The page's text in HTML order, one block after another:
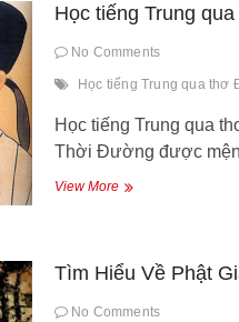
Học tiếng Trung
No Comments
Học tiếng Trung qua thơ
Học tiếng Trung qua
Thời Đường được
View MoreHọc
thơ
Tìm Hiểu Về Phật
No Comments